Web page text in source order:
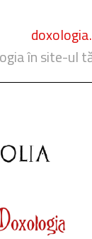
în site-ul